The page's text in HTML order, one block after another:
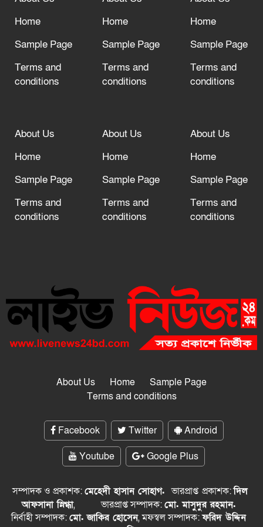
দরজা খোলা রেখেছেন
Home
Sample Page
Terms and
conditions
Home
Sample Page
Terms and
conditions
Home
Sample Page
Terms and
conditions
About Us
Home
Sample Page
Terms and
conditions
About Us
Home
Sample Page
Terms and
conditions
About Us
Home
Sample Page
Terms and
conditions
About Us Home
Sample Page
Terms and conditions
Facebook Twitter
Android
Youtube
Google Plus
সম্পাদক ও প্রকাশক:মেহেদী হাসান সোহাগ.ভারপ্রাপ্ত প্রকাশক:দিল
আফসানা স্নিগ্ধা, ভারপ্রাপ্ত সম্পাদক:মো. মাসুদুর রহমান.
নির্বাহী সম্পাদক:মো. জাকির হোসেন, মফস্বল সম্পাদক:ফরিদ উদ্দিন